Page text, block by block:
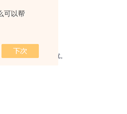
可以帮
Green I等
验程序。
，避免光路互相干扰。